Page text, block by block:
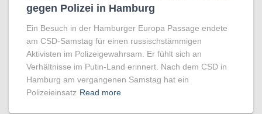
gegen Polizei in Hamburg
Ein Besuch in der Hamburger Europa Passage endete
am CSD-Samstag für einen russischstämmigen
Aktivisten im Polizeigewahrsam. Er fühlt sich an
Verhältnisse im Putin-Land erinnert. Nach dem CSD in
Hamburg am vergangenen Samstag hat ein
Polizeieinsatz Read more